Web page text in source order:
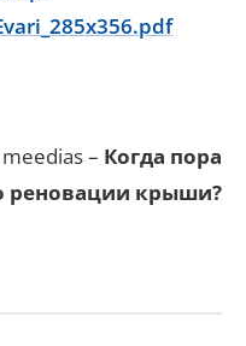
– Когда пора
реновации крыши?